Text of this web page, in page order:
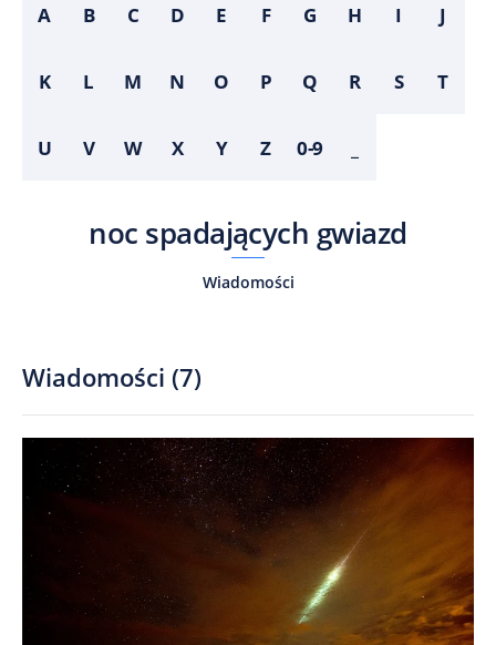
A B C D E F G H I J
K L M N O P Q R S T
U V W X Y Z 0-9
noc spadających gwiazd
Wiadomości
Wiadomości (7)